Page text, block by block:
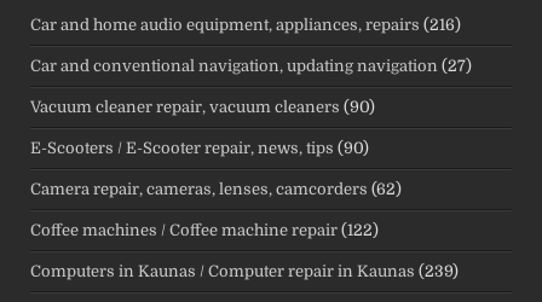
Car and home audio equipment, appliances, repairs (216)
Car and conventional navigation, updating navigation (27)
Vacuum cleaner repair, vacuum cleaners (90)
E-Scooters / E-Scooter repair, news, tips (90)
Camera repair, cameras, lenses, camcorders (62)
Coffee machines / Coffee machine repair (122)
Computers in Kaunas / Computer repair in Kaunas (239)